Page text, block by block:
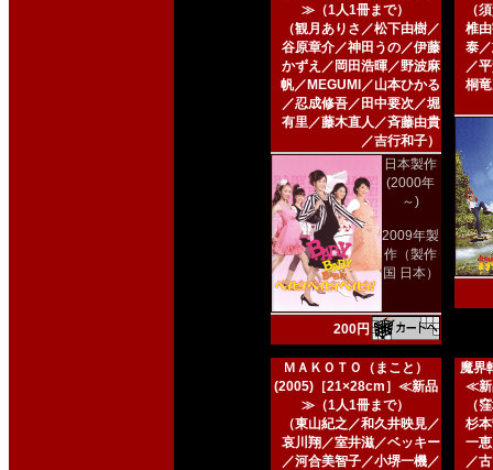
≫（1人1冊まで）
（観月ありさ／松下由樹／
谷原章介／神田うの／伊藤
かずえ／岡田浩暉／野波麻
帆／MEGUMI／山本ひかる
／忍成修吾／田中要次／堀
有里／藤木直人／斉藤由貴
／吉行和子）
日本製作
(2000年
～)
2009年製
作（製作
国 日本）
200円
（
椎
泰
／
桐
ＭＡＫＯＴＯ（まこと）
(2005)［21×28cm］≪新品
≫（1人1冊まで）
（東山紀之／和久井映見／
哀川翔／室井滋／ベッキー
／河合美智子／小堺一機／
魔界
≪新
（
杉
一
／